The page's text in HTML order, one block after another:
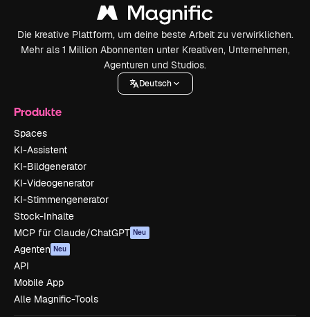
Die kreative Plattform, um deine beste Arbeit zu verwirklichen.
Mehr als 1 Million Abonnenten unter Kreativen, Unternehmen,
Agenturen und Studios.
Deutsch
Produkte
Spaces
KI-Assistent
KI-Bildgenerator
KI-Videogenerator
KI-Stimmengenerator
Stock-Inhalte
MCP für Claude/ChatGPT Neu
Agenten Neu
API
Mobile App
Alle Magnific-Tools